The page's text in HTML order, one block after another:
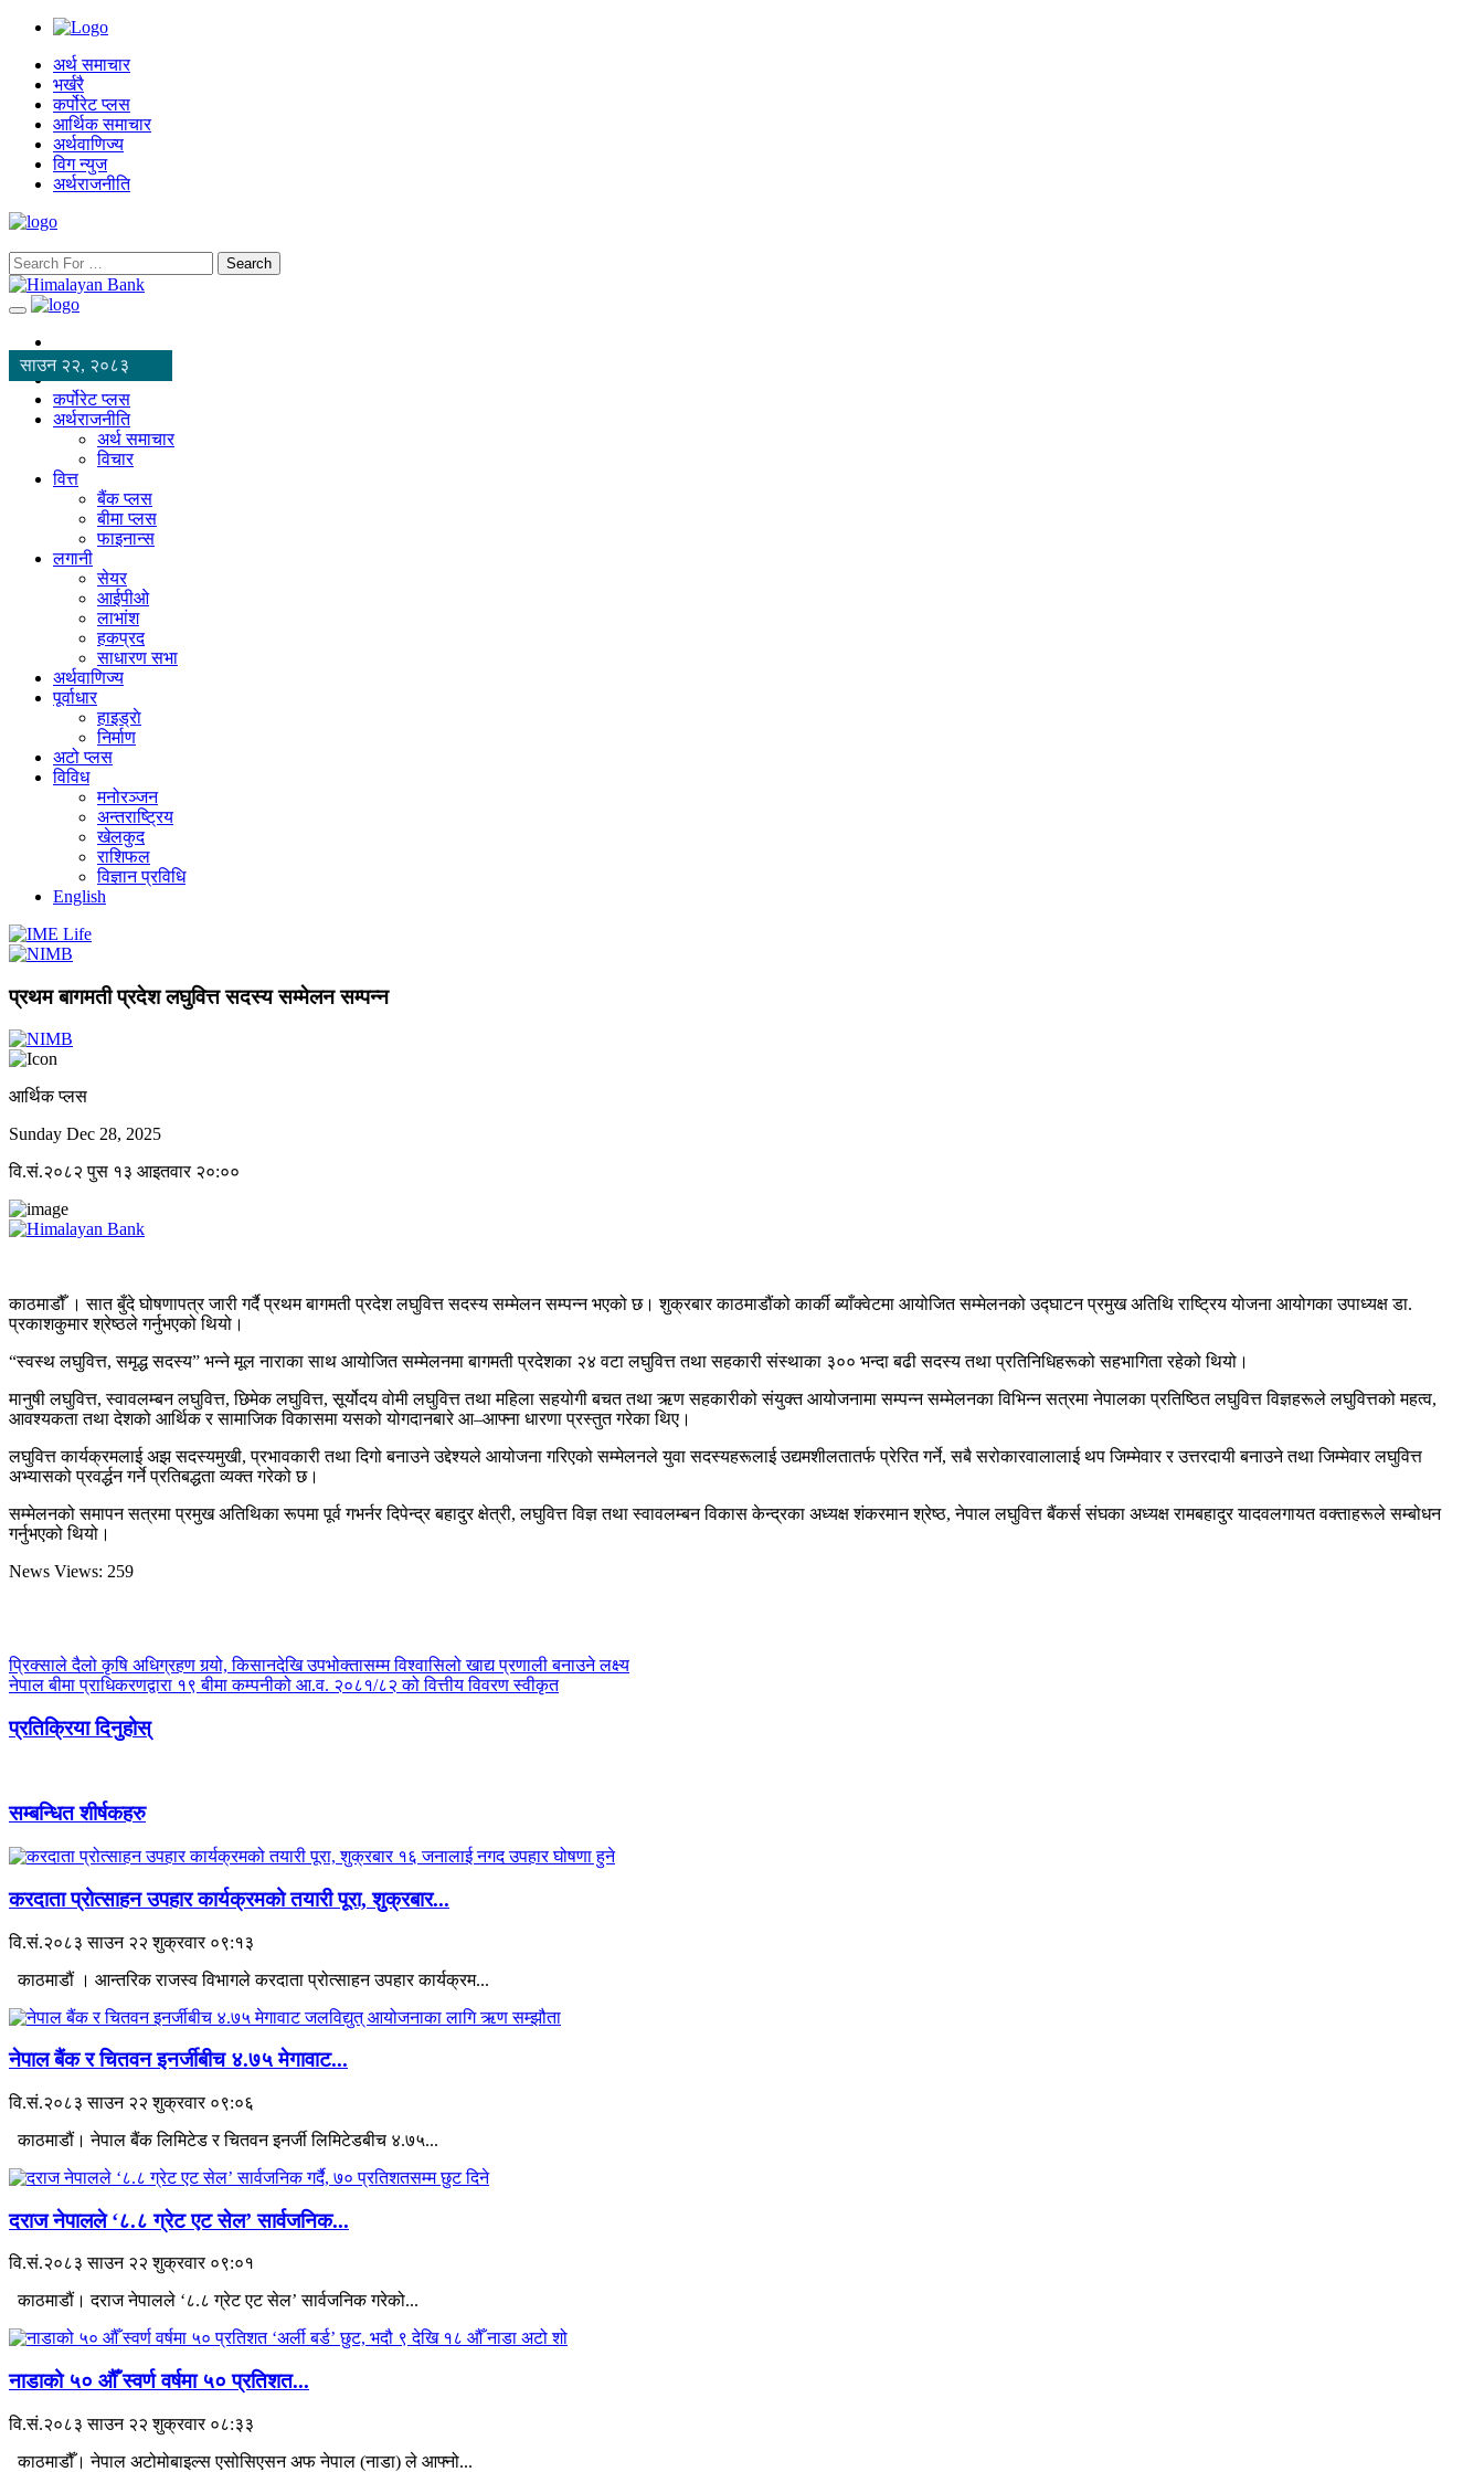
अर्थ समाचार
भर्खरै
कर्पोरेट प्लस
आर्थिक समाचार
अर्थवाणिज्य
विग न्युज
अर्थराजनीति
Search
साउन २२, २०८३
कर्पोरेट प्लस
अर्थराजनीति
अर्थ समाचार
विचार
वित्त
बैंक प्लस
बीमा प्लस
फाइनान्स
लगानी
सेयर
आईपीओ
लाभांश
हकप्रद
साधारण सभा
अर्थवाणिज्य
पूर्वाधार
हाइड्राे
निर्माण
अटो प्लस
विविध
मनोरञ्जन
अन्तराष्ट्रिय
खेलकुद
राशिफल
विज्ञान प्रविधि
English
प्रथम बागमती प्रदेश लघुवित्त सदस्य सम्मेलन सम्पन्न
आर्थिक प्लस
Sunday Dec 28, 2025
वि.सं.२०८२ पुस १३ आइतवार २०:००
काठमाडौँ । सात बुँदे घोषणापत्र जारी गर्दै प्रथम बागमती प्रदेश लघुवित्त सदस्य सम्मेलन सम्पन्न भएको छ। शुक्रबार काठमाडौंको कार्की ब्याँक्वेटमा आयोजित सम्मेलनको उद्घाटन प्रमुख अतिथि राष्ट्रिय योजना आयोगका उपाध्यक्ष डा.
प्रकाशकुमार श्रेष्ठले गर्नुभएको थियो।
“स्वस्थ लघुवित्त, समृद्ध सदस्य” भन्ने मूल नाराका साथ आयोजित सम्मेलनमा बागमती प्रदेशका २४ वटा लघुवित्त तथा सहकारी संस्थाका ३०० भन्दा बढी सदस्य तथा प्रतिनिधिहरूको सहभागिता रहेको थियो।
मानुषी लघुवित्त, स्वावलम्बन लघुवित्त, छिमेक लघुवित्त, सूर्योदय वोमी लघुवित्त तथा महिला सहयोगी बचत तथा ऋण सहकारीको संयुक्त आयोजनामा सम्पन्न सम्मेलनका विभिन्न सत्रमा नेपालका प्रतिष्ठित लघुवित्त विज्ञहरूले लघुवित्तको महत्व,
आवश्यकता तथा देशको आर्थिक र सामाजिक विकासमा यसको योगदानबारे आ–आफ्ना धारणा प्रस्तुत गरेका थिए।
लघुवित्त कार्यक्रमलाई अझ सदस्यमुखी, प्रभावकारी तथा दिगो बनाउने उद्देश्यले आयोजना गरिएको सम्मेलनले युवा सदस्यहरूलाई उद्यमशीलतातर्फ प्रेरित गर्ने, सबै सरोकारवालालाई थप जिम्मेवार र उत्तरदायी बनाउने तथा जिम्मेवार लघुवित्त
अभ्यासको प्रवर्द्धन गर्ने प्रतिबद्धता व्यक्त गरेको छ।
सम्मेलनको समापन सत्रमा प्रमुख अतिथिका रूपमा पूर्व गभर्नर दिपेन्द्र बहादुर क्षेत्री, लघुवित्त विज्ञ तथा स्वावलम्बन विकास केन्द्रका अध्यक्ष शंकरमान श्रेष्ठ, नेपाल लघुवित्त बैंकर्स संघका अध्यक्ष रामबहादुर यादवलगायत वक्ताहरूले सम्बोधन
गर्नुभएको थियो।
News Views: 259
प्रिक्साले दैलो कृषि अधिग्रहण गर्‍यो, किसानदेखि उपभोक्तासम्म विश्वासिलो खाद्य प्रणाली बनाउने लक्ष्य
नेपाल बीमा प्राधिकरणद्वारा १९ बीमा कम्पनीको आ.व. २०८१/८२ को वित्तीय विवरण स्वीकृत
प्रतिक्रिया दिनुहोस्
सम्बन्धित शीर्षकहरु
करदाता प्रोत्साहन उपहार कार्यक्रमको तयारी पूरा, शुक्रबार...
वि.सं.२०८३ साउन २२ शुक्रवार ०९:१३
काठमाडौं । आन्तरिक राजस्व विभागले करदाता प्रोत्साहन उपहार कार्यक्रम...
नेपाल बैंक र चितवन इनर्जीबीच ४.७५ मेगावाट...
वि.सं.२०८३ साउन २२ शुक्रवार ०९:०६
काठमाडौं। नेपाल बैंक लिमिटेड र चितवन इनर्जी लिमिटेडबीच ४.७५...
दराज नेपालले ‘८.८ ग्रेट एट सेल’ सार्वजनिक...
वि.सं.२०८३ साउन २२ शुक्रवार ०९:०१
काठमाडौं। दराज नेपालले ‘८.८ ग्रेट एट सेल’ सार्वजनिक गरेको...
नाडाको ५० औँ स्वर्ण वर्षमा ५० प्रतिशत...
वि.सं.२०८३ साउन २२ शुक्रवार ०८:३३
काठमाडौँ। नेपाल अटोमोबाइल्स एसोसिएसन अफ नेपाल (नाडा) ले आफ्नो...